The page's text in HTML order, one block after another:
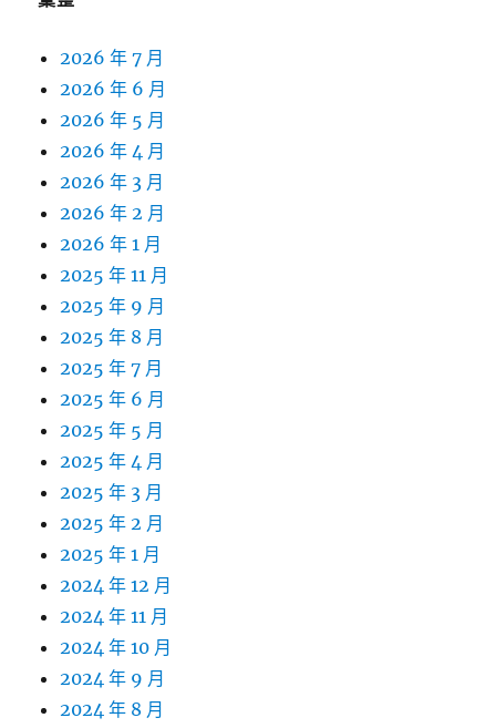
2026 年 7 月
2026 年 6 月
2026 年 5 月
2026 年 4 月
2026 年 3 月
2026 年 2 月
2026 年 1 月
2025 年 11 月
2025 年 9 月
2025 年 8 月
2025 年 7 月
2025 年 6 月
2025 年 5 月
2025 年 4 月
2025 年 3 月
2025 年 2 月
2025 年 1 月
2024 年 12 月
2024 年 11 月
2024 年 10 月
2024 年 9 月
2024 年 8 月